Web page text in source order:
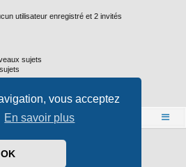
vous acceptez
En savoir plus
OK
utilisateur enregistré et 2 invités
sujets
® Forum Software © phpBB Limited
Arty- phpBB 3.3 par MrGaby